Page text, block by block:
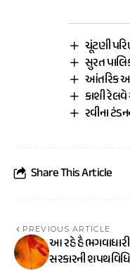
ચૂંટણી
સુરત
આંતરિક
કાશી રેલવે
રવીના
Share This Article
PREVIOUS ARTICLE
આ રહે હૈ ભગવાધારી
સરકારની